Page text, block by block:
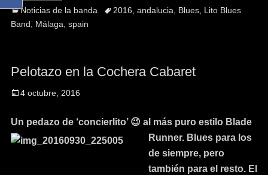
Noticias de la banda 2016 andalucia Blues, Lito Blues
Band
Málaga spain
Pelotazo en la Cochera Cabaret
4 octubre, 2016
Un pedazo de ‘concierlito’ 😉 al más puro estilo Blade
Runner. Blues para los
de siempre, pero
también para el resto. El